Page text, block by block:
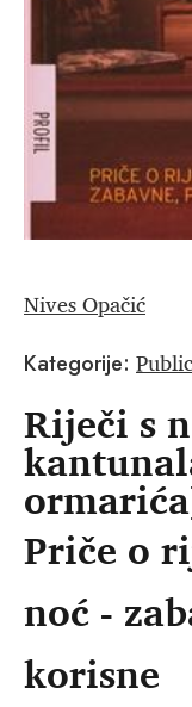
Nives Opačić
Kategorije:
Riječi s
Priče o
noć -
korisne